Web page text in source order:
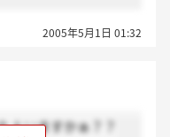
2005年5月1日 01:32
人いますかぁ？？